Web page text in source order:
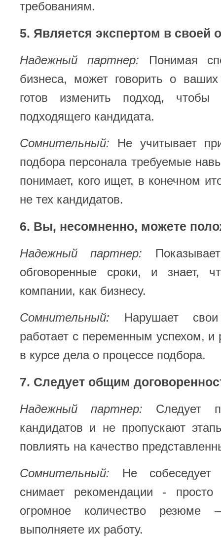
требованиям.
5. Является экспертом в своей
Надежный партнер: Понимая
бизнеса, может говорить о ваших
готов изменить подход,
подходящего кандидата.
Сомнительный: Не учитывает
подбора персонала требуемые
понимает, кого ищет, в конечном
не тех кандидатов.
6. Вы, несомненно, можете
Надежный партнер:
обговоренные сроки, и знает,
компании, как бизнесу.
Сомнительный: Нарушает свои
работает с переменным успехом, и
в курсе дела о процессе подбора.
7. Следует общим
Надежный партнер: Следует
кандидатов и не пропускают
повлиять на качество
Сомнительный: Не собеседует
снимает рекомендации - просто
огромное количество
выполняете их работу.